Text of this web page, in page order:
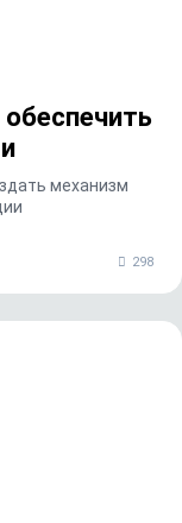
механизм
298